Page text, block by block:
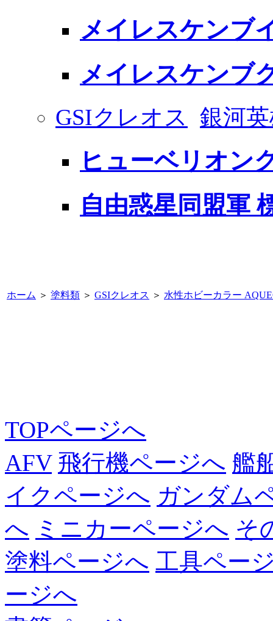
メイレスケンブ
メイレスケンブ
GSIクレオス 銀河
ヒューベリオン
自由惑星同盟軍
ホーム ＞ 塗料類 ＞ GSIクレオス ＞ 水性ホビーカラー
TOPページへ
AFV 飛行機ページへ 艦
イクページへ ガンダム
へ ミニカーページへ そ
塗料ページへ 工具ペー
ージへ